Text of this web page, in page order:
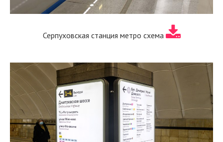
Серпуховская станция метро схема